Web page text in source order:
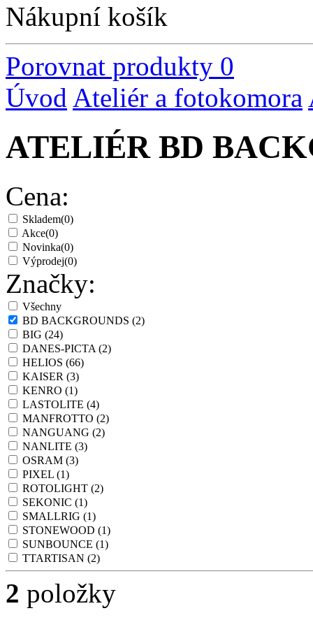
Nákupní košík
Porovnat produkty 0
Úvod Ateliér a fotokomora
ATELIÉR BD
Cena:
Skladem(0)
Akce(0)
Novinka(0)
Výprodej(0)
Značky:
Všechny
BD BACKGROUNDS (2)
BIG (24)
DANES-PICTA(2)
HELIOS (66)
KAISER (3)
KENRO (1)
LASTOLITE (4)
MANFROTTO (2)
NANGUANG (2)
NANLITE (3)
OSRAM (3)
PIXEL (1)
ROTOLIGHT (2)
SEKONIC (1)
SMALLRIG (1)
STONEWOOD (1)
SUNBOUNCE (1)
TTARTISAN (2)
2 položky